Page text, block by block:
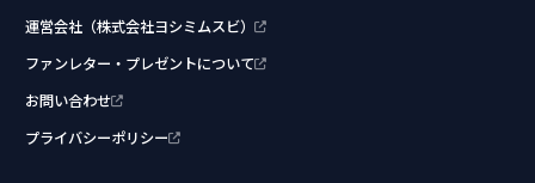
運営会社（株式会社ヨシミムスビ）
ファンレター・プレゼントについて
お問い合わせ
プライバシーポリシー